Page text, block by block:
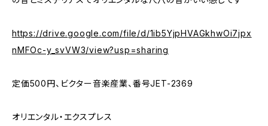
https://drive.google.com/file/d/1ib5YjpHVAGkhwOi7jpx
nMFOc-y_svVW3/view?usp=sharing
定価500円、ビクター音楽産業、番号JET-2369
オリエンタル・エクスプレス